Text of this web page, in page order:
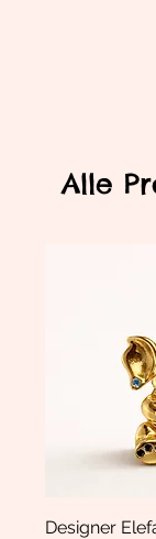
Alle
Designer